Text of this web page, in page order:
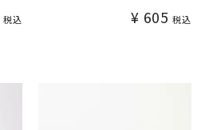
税込 ¥ 605 税込